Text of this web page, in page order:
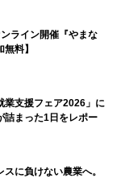
ライン開催『やまな
料】
業支援フェア2026」に
詰まった1日をレポー
に負けない農業へ。